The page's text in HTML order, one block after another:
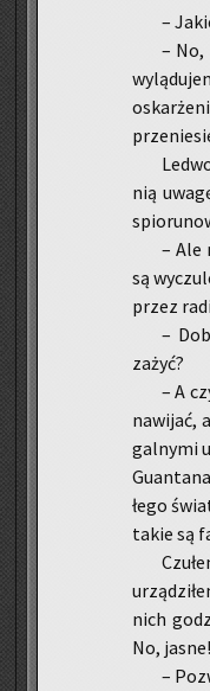
–
– No,
nią
– Ale
są
przez
–
zażyć?
– A
na­wi­jać,
gal­ny­mi
łe­go
takie są
nich
No,
–